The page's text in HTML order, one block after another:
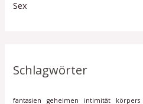
Sex
Schlagwörter
fantasien geheimen intimität körpers